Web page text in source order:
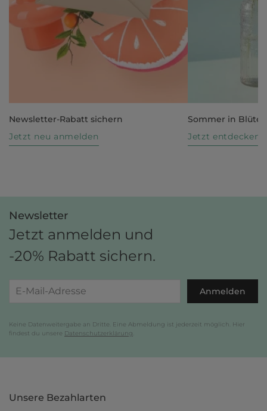
Newsletter-Rabatt sichern
Jetzt neu anmelden
Sommer in Blüte
Jetzt entdecken
Newsletter
Jetzt anmelden und
-20% Rabatt sichern.
Anmelden
Keine Datenweitergabe an Dritte. Eine Abmeldung ist jederzeit möglich. Hier
findest du unsere Datenschutzerklärung
Unsere Bezahlarten